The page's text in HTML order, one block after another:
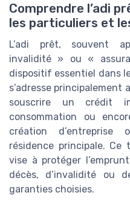
Comprendre l’adi
les particuliers et
L’adi prêt, souvent
invalidité » ou «
dispositif essentiel dans
s’adresse
souscrire un crédit
consommation ou
création d’entreprise
résidence principale. Ce
vise à protéger
décès, d’invalidité ou
garanties choisies.